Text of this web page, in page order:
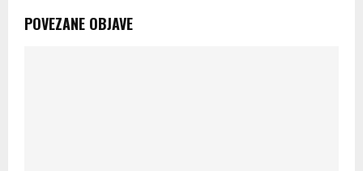
POVEZANE OBJAVE